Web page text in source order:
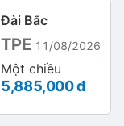
Đài Bắc
TPE 11/08/2026
Một chiều
5,885,000 đ